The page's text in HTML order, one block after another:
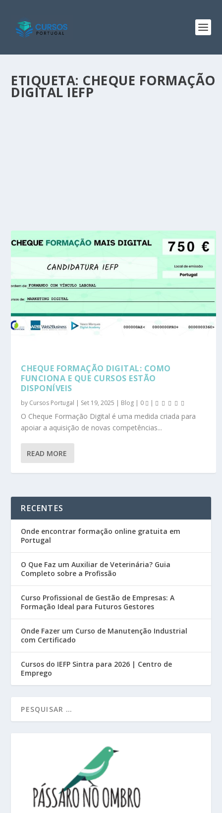
ETIQUETA: CHEQUE FORMAÇÃO
DIGITAL IEFP
CHEQUE FORMAÇÃO DIGITAL: COMO
FUNCIONA E QUE CURSOS ESTÃO
DISPONÍVEIS
by Cursos Portugal | Set 19, 2025 | Blog | 0 |
O Cheque Formação Digital é uma medida criada para
apoiar a aquisição de novas competências...
READ MORE
RECENTES
Onde encontrar formação online gratuita em
Portugal
O Que Faz um Auxiliar de Veterinária? Guia
Completo sobre a Profissão
Curso Profissional de Gestão de Empresas: A
Formação Ideal para Futuros Gestores
Onde Fazer um Curso de Manutenção Industrial
com Certificado
Cursos do IEFP Sintra para 2026 | Centro de
Emprego